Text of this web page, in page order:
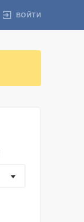
ВОЙТИ